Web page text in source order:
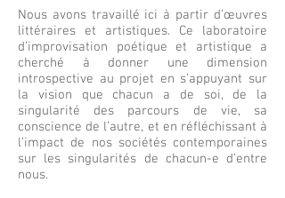
Nous avons travaillé ici à partir d’œuvres
littéraires et artistiques. Ce laboratoire
d’improvisation poétique et artistique a
cherché à donner une dimension
introspective au projet en s’appuyant sur
la vision que chacun a de soi, de la
singularité des parcours de vie, sa
conscience de l’autre, et en réfléchissant à
l’impact de nos sociétés contemporaines
sur les singularités de chacun-e d’entre
nous.